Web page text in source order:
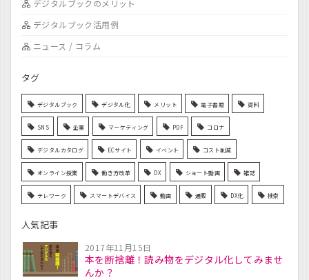
デジタルブックのメリット
デジタルブック活用例
ニュース / コラム
タグ
デジタルブック デジタル化 メリット 電子書籍 資料
SNS 企業 マーケティング PDF コロナ
デジタルカタログ ECサイト イベント コスト削減
オンライン授業 働き方改革 DX ショート動画 雑誌
テレワーク スマートデバイス 動画 通販 DX化 検索
人気記事
2017年11月15日
本を断捨離！読み物をデジタル化してみませ
んか？